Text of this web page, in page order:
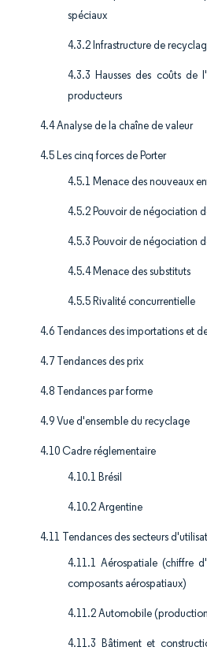
spéciaux
4.3.2 Infrastructure de
4.3.3 Hausses des coûts
producteurs
4.4 Analyse de la chaîne de valeur
4.5 Les cinq forces de Porter
4.5.1 Menace des nouveaux
4.5.2 Pouvoir de négociation
4.5.3 Pouvoir de négociation
4.5.4 Menace des substituts
4.5.5 Rivalité concurrentielle
4.6 Tendances des importations et
4.7 Tendances des prix
4.8 Tendances par forme
4.9 Vue d'ensemble du recyclage
4.10 Cadre réglementaire
4.10.1 Brésil
4.10.2 Argentine
4.11 Tendances des secteurs
4.11.1 Aérospatiale (chiffre
composants aérospatiaux)
4.11.2 Automobile
4.11.3 Bâtiment et